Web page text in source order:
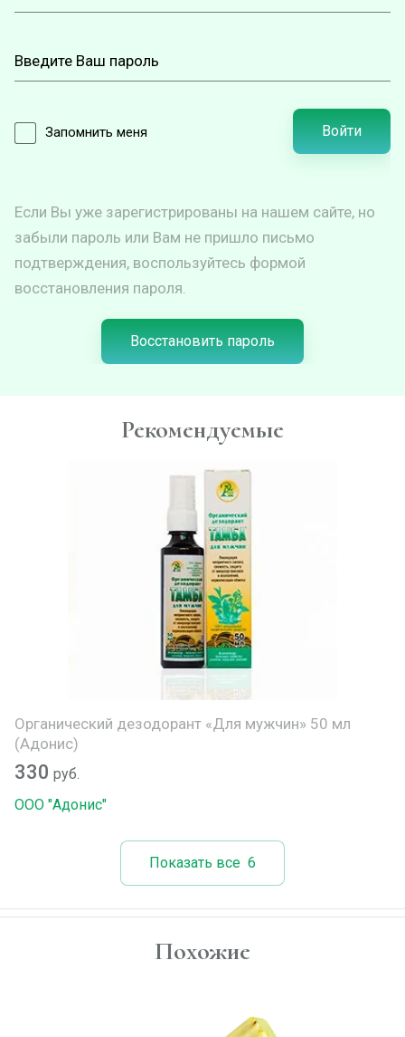
Запомнить меня Войти
Если Вы уже зарегистрированы на нашем сайте, но
забыли пароль или Вам не пришло письмо
подтверждения, воспользуйтесь формой
восстановления пароля.
Восстановить пароль
Рекомендуемые
Органический дезодорант «Для мужчин» 50 мл
(Адонис)
330 руб.
ООО "Адонис"
Показать все 6
Похожие